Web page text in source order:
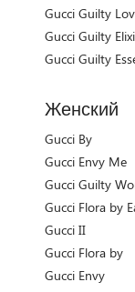
Gucci Guilty
Gucci Guilty
Gucci Guilty
Женский
Gucci By
Gucci Envy Me
Gucci Guilty
Gucci Flora by
Gucci II
Gucci Flora by
Gucci Envy